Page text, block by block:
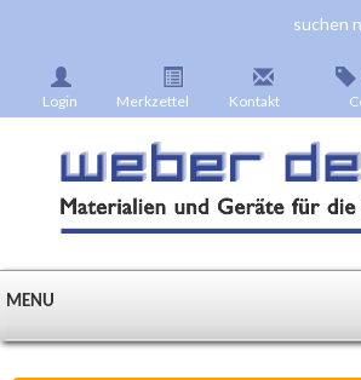
Login Merkzettel Kontakt
MENU